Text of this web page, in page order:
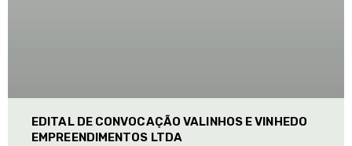
EDITAL DE CONVOCAÇÃO VALINHOS E VINHEDO
EMPREENDIMENTOS LTDA